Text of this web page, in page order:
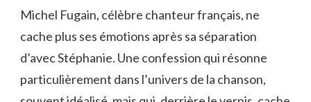
Michel Fugain, célèbre chanteur français, ne
cache plus ses émotions après sa séparation
d’avec Stéphanie. Une confession qui résonne
particulièrement dans l’univers de la chanson,